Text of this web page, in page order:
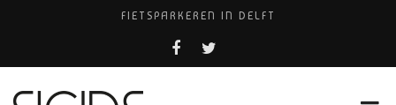
FIETSPARKEREN IN DELFT
FIETS KWIJT IN TILBURG?